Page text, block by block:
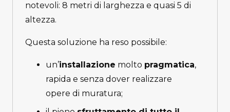
notevoli: 8 metri di larghezza e quasi 5 di
altezza.
Questa soluzione ha reso possibile:
un’installazione molto pragmatica,
rapida e senza dover realizzare
opere di muratura;